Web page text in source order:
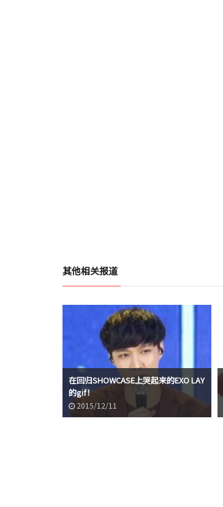
其他相关报道
在回归SHOWCASE上哭起来的EXO LAY
的gif！
2015/12/11